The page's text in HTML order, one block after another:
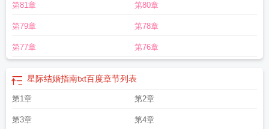
第81章 第80章
第79章 第78章
第77章 第76章
星际结婚指南txt百度章节列表
第1章 第2章
第3章 第4章